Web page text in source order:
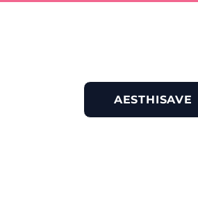
AESTHISAVE